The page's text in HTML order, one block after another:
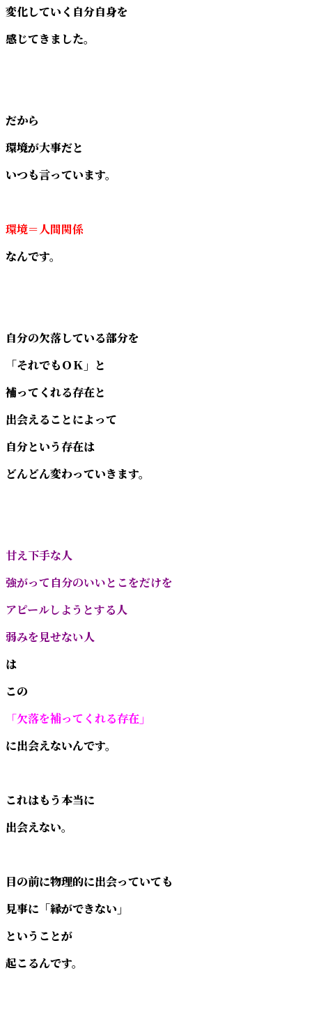
変化していく自分自身を
感じてきました。
だから
環境が大事だと
いつも言っています。
環境＝人間関係
なんです。
自分の欠落している部分を
「それでもＯＫ」と
補ってくれる存在と
出会えることによって
自分という存在は
どんどん変わっていきます。
甘え下手な人
強がって自分のいいとこをだけを
アピールしようとする人
弱みを見せない人
は
この
「欠落を補ってくれる存在」
に出会えないんです。
これはもう本当に
出会えない。
目の前に物理的に出会っていても
見事に「縁ができない」
ということが
起こるんです。